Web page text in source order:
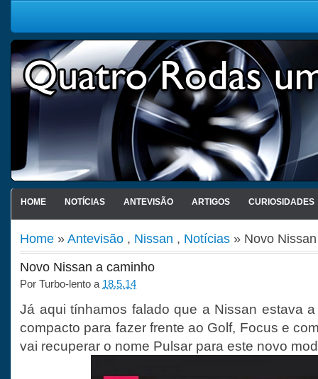
HOME NOTÍCIAS ANTEVISÃO ARTIGOS CURIOSIDADES
Home »Antevisão , Nissan , Notícias » Novo
Novo Nissan a caminho
Por Turbo-lento a 18.5.14
Já aqui tínhamos falado que a Nissan estava
compacto para fazer frente ao Golf, Focus e
vai recuperar o nome Pulsar para este novo